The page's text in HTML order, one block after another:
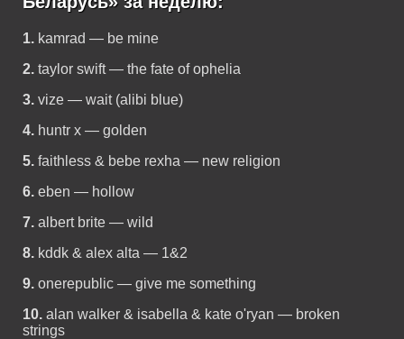
1. kamrad — be mine
2. taylor swift — the fate of ophelia
3. vize — wait (alibi blue)
4. huntr x — golden
5. faithless & bebe rexha — new religion
6. eben — hollow
7. albert brite — wild
8. kddk & alex alta — 1&2
9. onerepublic — give me something
10. alan walker & isabella & kate o'ryan — broken
strings